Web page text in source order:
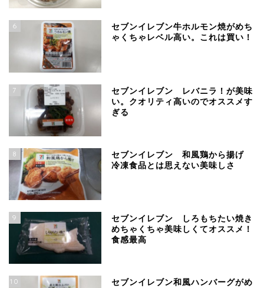
6
セブンイレブン牛ホルモン焼がめち
ゃくちゃレベル高い。これは買い！
7
セブンイレブン レバニラ！が美味
い。クオリティ高いのでオススメす
ぎる
8
セブンイレブン 和風鶏から揚げ
冷凍食品とは思えない美味しさ
9
セブンイレブン しろもちたい焼き
めちゃくちゃ美味しくてオススメ！
食感最高
10
セブンイレブン和風ハンバーグがめ